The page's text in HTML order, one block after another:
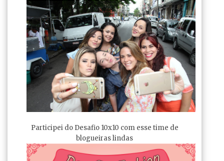
Participei do Desafio 10x10 com esse time de
blogueiras lindas